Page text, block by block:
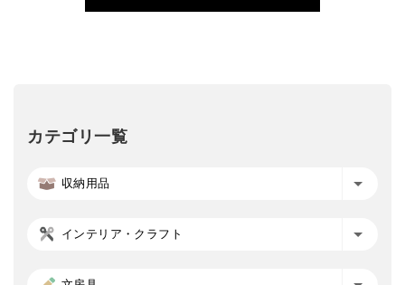
カテゴリ一覧
収納用品
インテリア・クラフト